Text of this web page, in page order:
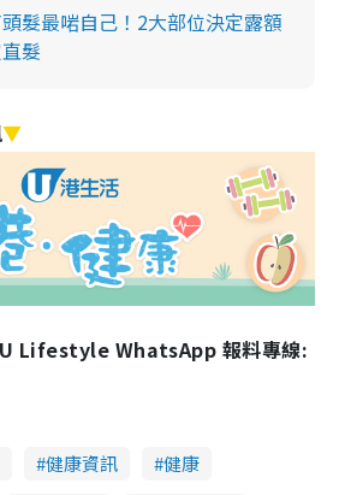
髮最啱自己！2大部位決定露額
髮
▼
U Lifestyle WhatsApp 報料專線:
健康資訊
健康